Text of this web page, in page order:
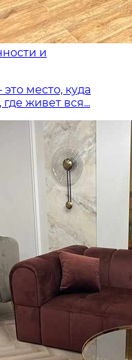
и
место, куда
живет вся...